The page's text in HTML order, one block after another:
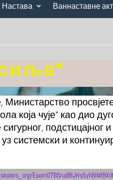
Настава Ваннаставне
која чује“ као дио
подстицајног
системски и